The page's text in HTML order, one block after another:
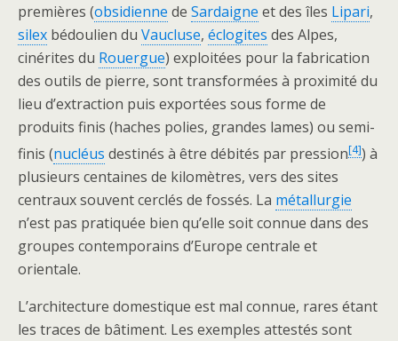
premières (obsidienne de Sardaigne et des îles Lipari,
silex bédoulien du Vaucluse, éclogites des Alpes,
cinérites du Rouergue) exploitées pour la fabrication
des outils de pierre, sont transformées à proximité du
lieu d’extraction puis exportées sous forme de
produits finis (haches polies, grandes lames) ou semi-
finis (nucléus destinés à être débités par pression[4]) à
plusieurs centaines de kilomètres, vers des sites
centraux souvent cerclés de fossés. La métallurgie
n’est pas pratiquée bien qu’elle soit connue dans des
groupes contemporains d’Europe centrale et
orientale.
L’architecture domestique est mal connue, rares étant
les traces de bâtiment. Les exemples attestés sont